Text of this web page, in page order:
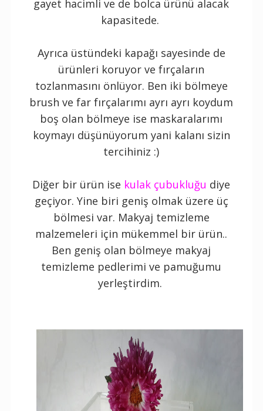
gayet hacimli ve de bolca ürünü alacak
kapasitede.
Ayrıca üstündeki kapağı sayesinde de
ürünleri koruyor ve fırçaların
tozlanmasını önlüyor. Ben iki bölmeye
brush ve far fırçalarımı ayrı ayrı koydum
boş olan bölmeye ise maskaralarımı
koymayı düşünüyorum yani kalanı sizin
tercihiniz :)
Diğer bir ürün ise kulak çubukluğu diye
geçiyor. Yine biri geniş olmak üzere üç
bölmesi var. Makyaj temizleme
malzemeleri için mükemmel bir ürün..
Ben geniş olan bölmeye makyaj
temizleme pedlerimi ve pamuğumu
yerleştirdim.